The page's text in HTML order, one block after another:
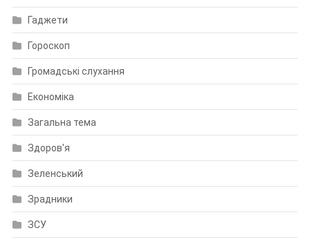
Гаджети
Гороскоп
Громадські слухання
Економіка
Загальна тема
Здоров'я
Зеленський
Зрадники
ЗСУ